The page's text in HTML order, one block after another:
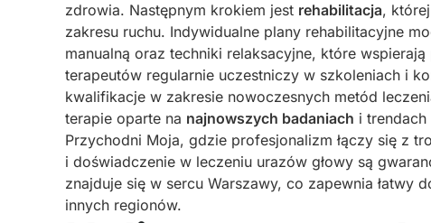
zdrowia. Następnym krokiem jest rehabilitacja,
zakresu ruchu. Indywidualne plany rehabilitacyjne
manualną oraz techniki relaksacyjne, które
terapeutów regularnie uczestniczy w szkoleniach i
kwalifikacje w zakresie nowoczesnych metód
terapie oparte na najnowszych badaniach i
Przychodni Moja, gdzie profesjonalizm łączy się z
i doświadczenie w leczeniu urazów głowy są
znajduje się w sercu Warszawy, co zapewnia łatwy
innych regionów.